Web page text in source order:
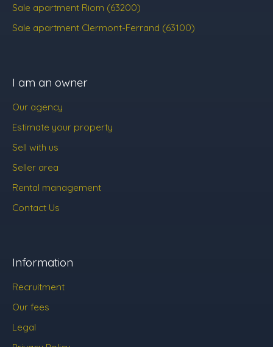
Sale apartment Riom (63200)
Sale apartment Clermont-Ferrand (63100)
I am an owner
Our agency
Estimate your property
Sell with us
Seller area
Rental management
Contact Us
Information
Recruitment
Our fees
Legal